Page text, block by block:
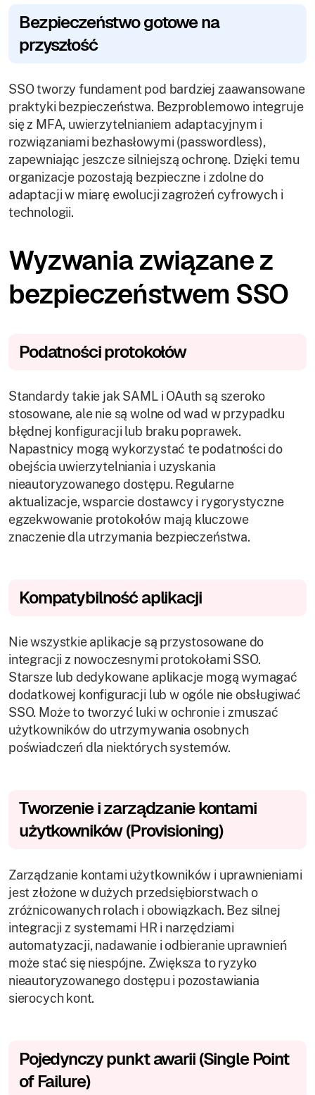
Bezpieczeństwo gotowe na
przyszłość
SSO tworzy fundament pod bardziej zaawansowane
praktyki bezpieczeństwa. Bezproblemowo integruje
się z MFA, uwierzytelnianiem adaptacyjnym i
rozwiązaniami bezhasłowymi (passwordless),
zapewniając jeszcze silniejszą ochronę. Dzięki temu
organizacje pozostają bezpieczne i zdolne do
adaptacji w miarę ewolucji zagrożeń cyfrowych i
technologii.
Wyzwania związane z
bezpieczeństwem SSO
Podatności protokołów
Standardy takie jak SAML i OAuth są szeroko
stosowane, ale nie są wolne od wad w przypadku
błędnej konfiguracji lub braku poprawek.
Napastnicy mogą wykorzystać te podatności do
obejścia uwierzytelniania i uzyskania
nieautoryzowanego dostępu. Regularne
aktualizacje, wsparcie dostawcy i rygorystyczne
egzekwowanie protokołów mają kluczowe
znaczenie dla utrzymania bezpieczeństwa.
Kompatybilność aplikacji
Nie wszystkie aplikacje są przystosowane do
integracji z nowoczesnymi protokołami SSO.
Starsze lub dedykowane aplikacje mogą wymagać
dodatkowej konfiguracji lub w ogóle nie obsługiwać
SSO. Może to tworzyć luki w ochronie i zmuszać
użytkowników do utrzymywania osobnych
poświadczeń dla niektórych systemów.
Tworzenie i zarządzanie kontami
użytkowników (Provisioning)
Zarządzanie kontami użytkowników i uprawnieniami
jest złożone w dużych przedsiębiorstwach o
zróżnicowanych rolach i obowiązkach. Bez silnej
integracji z systemami HR i narzędziami
automatyzacji, nadawanie i odbieranie uprawnień
może stać się niespójne. Zwiększa to ryzyko
nieautoryzowanego dostępu i pozostawiania
sierocych kont.
Pojedynczy punkt awarii (Single Point
of Failure)